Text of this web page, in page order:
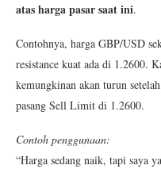
atas harga pasar saat ini.
Contohnya, harga GBP/USD
resistance kuat ada di 1.2600.
kemungkinan akan turun
pasang Sell Limit di 1.2600.
Contoh penggunaan:
“Harga sedang naik, tapi saya